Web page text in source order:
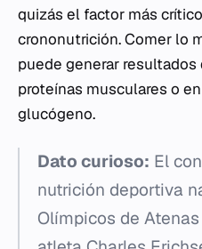
quizás el factor más
crononutrición. Comer lo
puede generar
proteínas musculares o
glucógeno.
Dato curioso: El
nutrición deportiva
Olímpicos de